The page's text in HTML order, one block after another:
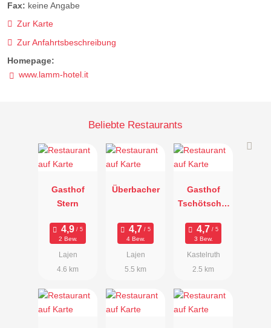
Fax: keine Angabe
Zur Karte
Zur Anfahrtsbeschreibung
Homepage:
www.lamm-hotel.it
Beliebte Restaurants
Gasthof
Stern
2 Bew.
Lajen
4.6 km
Überbacher
4 Bew.
Lajen
5.5 km
Gasthof
Tschötscher
3 Bew.
Kastelruth
2.5 km